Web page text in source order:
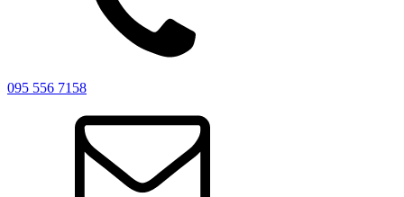
095 556 7158